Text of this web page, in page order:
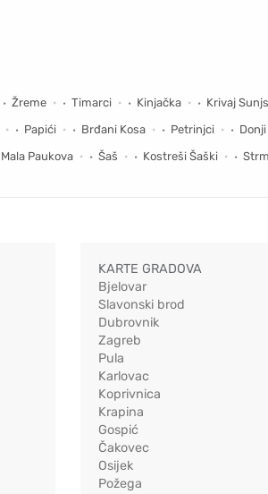
Žreme Timarci Kinjačka
Krivaj
Papići Brđani Kosa Petrinjci
Mala Paukova Šaš Kostreši Šaški
KARTE GRADOVA
Bjelovar
Slavonski brod
Dubrovnik
Zagreb
Pula
Karlovac
Koprivnica
Krapina
Gospić
Čakovec
Osijek
Požega